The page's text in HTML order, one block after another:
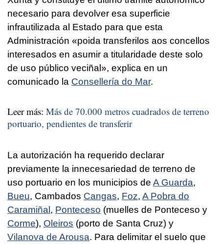
necesario para devolver esa superficie
infrautilizada al Estado para que esta
Administración «poida transferilos aos concellos
interesados en asumir a titularidade deste solo
de uso público veciñal», explica en un
comunicado la Consellería do Mar.
Leer más: Más de 70.000 metros cuadrados de terreno
portuario, pendientes de transferir
La autorización ha requerido declarar
previamente la innecesariedad de terreno de
uso portuario en los municipios de A Guarda,
Bueu, Cambados Cangas, Foz, A Pobra do
Caramiñal, Ponteceso (muelles de Ponteceso y
Corme), Oleiros (porto de Santa Cruz) y
Vilanova de Arousa. Para delimitar el suelo que